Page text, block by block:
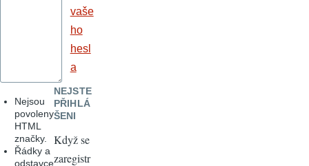
Nejsou
povoleny
HTML
značky.
Řádky a
odstavce
vaše
ho
hesl
a
NEJSTE
PŘIHLÁ
ŠENI
Když se
zaregistr